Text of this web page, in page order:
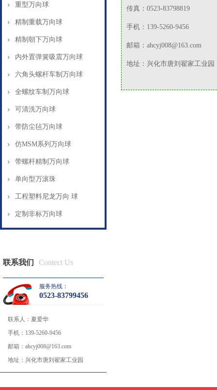
重型万向球
精制重载万向球
精制朝下万向球
内外置弹簧吸震万向球
六角头螺杆车制万向球
全螺纹车制万向球
可清洗万向球
带防尘毡万向球
仿MSM系列万向球
带螺杆精制万向球
单向型万滚珠
工程塑料尼龙万向 球
定制非标万向球
联系我们 Contect Us
服务热线：
0523-83799456
联系人： 夏爱华
手机： 139-5260-9456
邮箱： ahcyj008@163.com
地址： 兴化市唐刘翟家工业园
传真：0523-83798819
手机：139-5260-9456
邮箱：ahcyj008@163.com
地址：兴化市唐刘翟家工业园